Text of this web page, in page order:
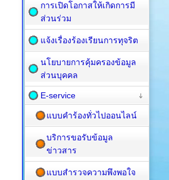
การเปิดโอกาสให้เกิดการมี
ส่วนร่วม
แจ้งเรื่องร้องเรียนการทุจริต
นโยบายการคุ้มครองข้อมูล
ส่วนบุคคล
E-service
แบบคำร้องทั่วไปออนไลน์
บริการขอรับข้อมูล
ข่าวสาร
แบบสำรวจความพึงพอใจ